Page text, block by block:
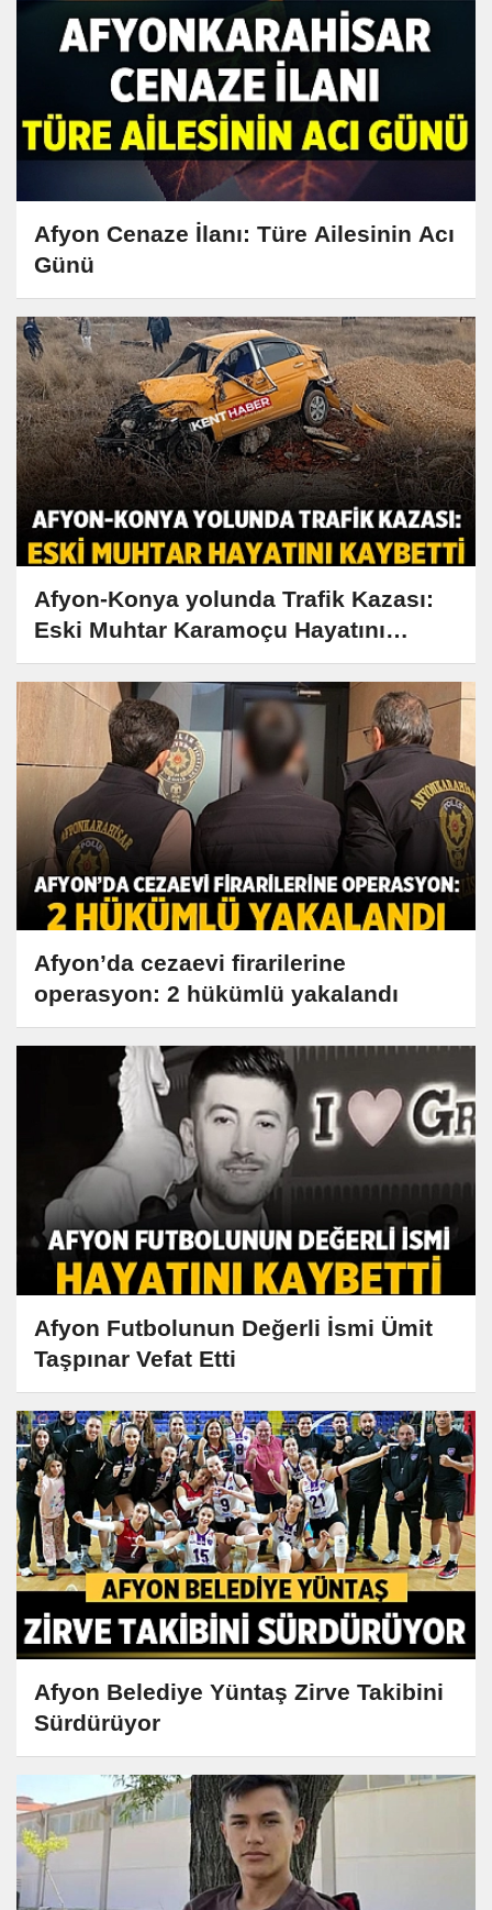
Afyon Cenaze İlanı: Türe Ailesinin Acı
Günü
Afyon-Konya yolunda Trafik Kazası:
Eski Muhtar Karamoçu Hayatını
Kaybetti
Afyon’da cezaevi firarilerine
operasyon: 2 hükümlü yakalandı
Afyon Futbolunun Değerli İsmi Ümit
Taşpınar Vefat Etti
Afyon Belediye Yüntaş Zirve Takibini
Sürdürüyor